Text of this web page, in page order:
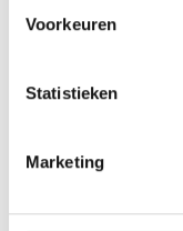
Voorkeuren
Statistieken
Marketing
Meerprijs
Ja (+€169,00)